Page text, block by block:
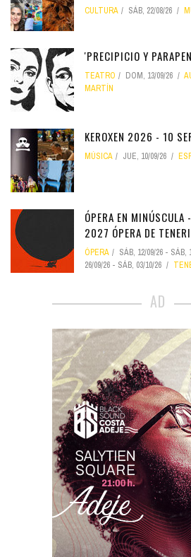
CULTURA SÁB, 22/08/26
'PRECIPICIO Y
TEATRO DOM, 13/09/26
MARTÍN
KEROXEN 2026 - 10
MÚSICA JUE, 10/09/26
ÓPERA EN
2027 ÓPERA DE
ÓPERA SÁB, 12/09/26 - SÁB,
26/09/26 - SÁB, 03/10/26
AD